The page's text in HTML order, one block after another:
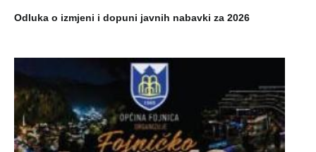
Odluka o izmjeni i dopuni javnih nabavki za 2026